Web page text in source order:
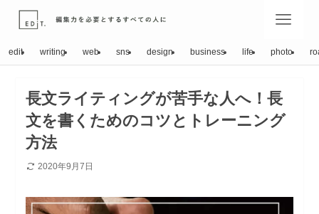
edit writing web sns design business life photo
長文ライティングが苦手な人へ！長
文を書くためのコツとトレーニング
方法
2020年9月7日